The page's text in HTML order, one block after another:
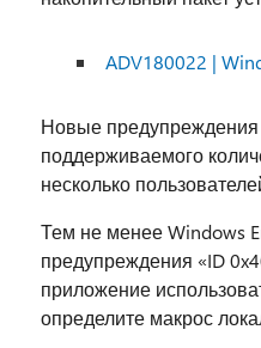
ADV180022 |
Новые предупреждения
поддерживаемого
несколько
Тем не менее Windows
предупреждения «ID
приложение
определите макрос